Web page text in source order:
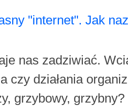
"internet". Jak
nas zadziwiać.
czy działania
grzybowy,